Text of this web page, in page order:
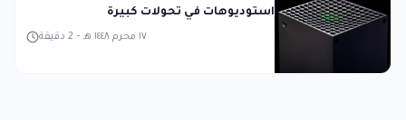
استوديوهات في تحولات كبيرة
2 دقيقة - ١٧ محرم ١٤٤٨ هـ